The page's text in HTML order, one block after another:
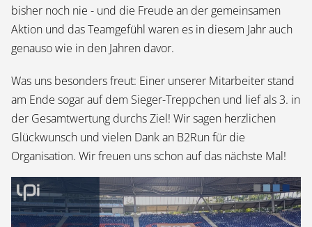
bisher noch nie - und die Freude an der gemeinsamen
Aktion und das Teamgefühl waren es in diesem Jahr auch
genauso wie in den Jahren davor.
Was uns besonders freut: Einer unserer Mitarbeiter stand
am Ende sogar auf dem Sieger-Treppchen und lief als 3. in
der Gesamtwertung durchs Ziel! Wir sagen herzlichen
Glückwunsch und vielen Dank an B2Run für die
Organisation. Wir freuen uns schon auf das nächste Mal!